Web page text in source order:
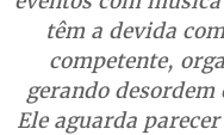
têm a devida
competente,
gerando
Ele aguarda